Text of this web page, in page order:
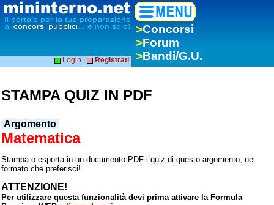
>Concorsi
>Forum
>Bandi/G.U.
Login Registrati
STAMPA QUIZ IN PDF
Argomento
Matematica
Stampa o esporta in un documento PDF i quiz di questo argomento, nel
formato che preferisci!
ATTENZIONE!
Per utilizzare questa funzionalità devi prima attivare la Formula